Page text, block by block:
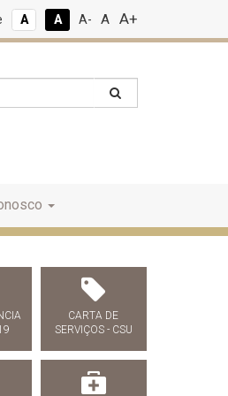
A A A- A A+
CARTA DE
SERVIÇOS - CSU